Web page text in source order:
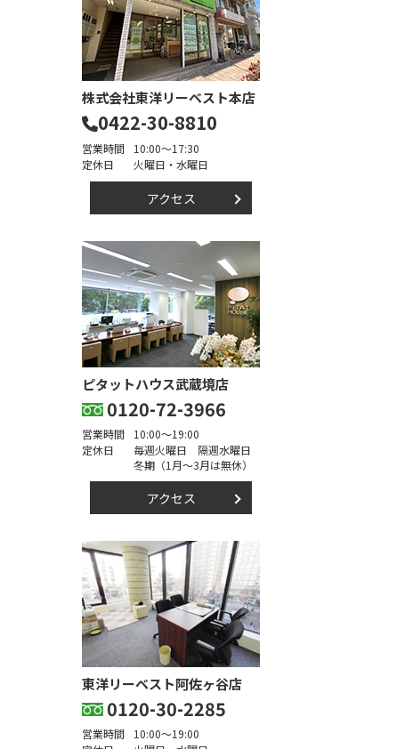
株式会社東洋リーベスト本店
0422-30-8810
営業時間
10:00～17:30
定休日
火曜日・水曜日
アクセス
ピタットハウス武蔵境店
0120-72-3966
営業時間
10:00～19:00
定休日
毎週火曜日 隔週水曜日
冬期（1月～3月は無休）
アクセス
東洋リーベスト阿佐ヶ谷店
0120-30-2285
営業時間
10:00～19:00